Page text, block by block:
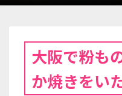
大阪で粉も
か焼きをい